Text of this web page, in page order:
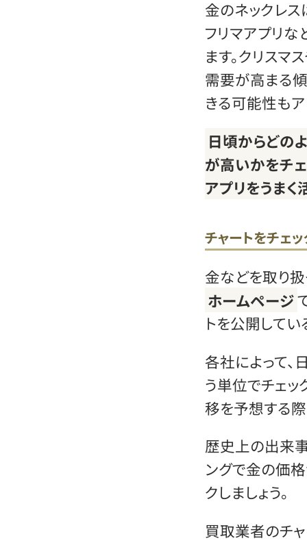
金のネックレス
フリマアプリ
ます。クリス
需要が高まる
きる可能性もア
日頃からどの
が高いかをチェ
アプリをうまく
チャートをチェ
金などを取り
ホームページ
トを公開してい
各社によって、
う単位でチェ
移を予想する
歴史上の出来
ングで金の価
クしましょう。
買取業者のチ